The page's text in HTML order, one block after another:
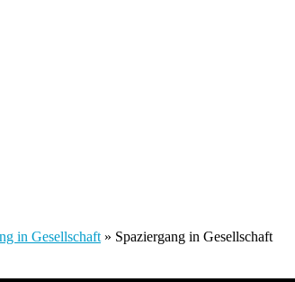
in Gesellschaft » Spaziergang in Gesellschaft